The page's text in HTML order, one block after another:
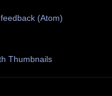
(Atom)